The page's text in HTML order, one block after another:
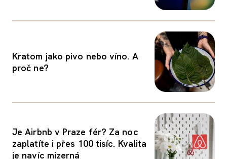
PORADNA
Kratom jako pivo nebo víno. A
proč ne?
Je Airbnb v Praze fér? Za noc
zaplatíte i přes 100 tisíc. Kvalita
je navíc mizerná